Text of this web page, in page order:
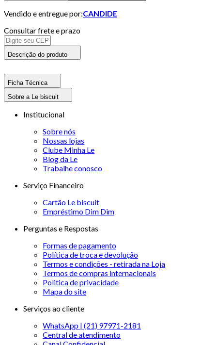
Vendido e entregue por:CANDIDE
Consultar frete e prazo
Descrição do produto
Ficha Técnica
Sobre a Le biscuit
Institucional
Sobre nós
Nossas lojas
Clube Minha Le
Blog da Le
Trabalhe conosco
Serviço Financeiro
Cartão Le biscuit
Empréstimo Dim Dim
Perguntas e Respostas
Formas de pagamento
Política de troca e devolução
Termos e condições - retirada na Loja
Termos de compras internacionais
Politica de privacidade
Mapa do site
Serviços ao cliente
WhatsApp | (21) 97971-2181
Central de atendimento